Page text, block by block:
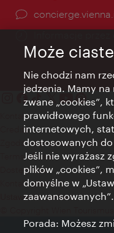
Kontakt
Credits
Zgoda na przetwarzanie
Terms of Use
Dostępność
Kontakt prasowy
Ustawienia cookies
Może
Nie chodzi nam
jedzenia. Mamy
zwane „cookies”,
prawidłowego
internetowych,
dostosowanych
Jeśli nie wyrażasz
plików „cookies”,
domyślne w
zaawansowanych”.
Porada: Możesz